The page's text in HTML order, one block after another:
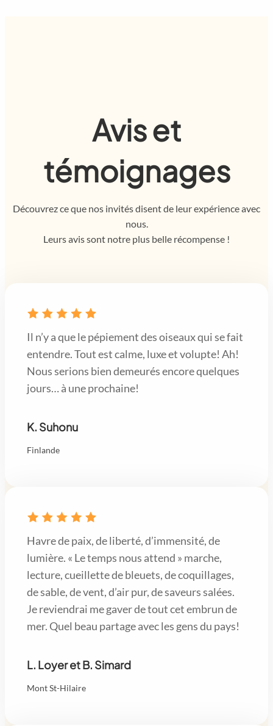
Avis et
témoignages
Découvrez ce que nos invités disent de leur expérience avec
nous.
Leurs avis sont notre plus belle récompense !
Il n’y a que le pépiement des oiseaux qui se fait
entendre. Tout est calme, luxe et volupte! Ah!
Nous serions bien demeurés encore quelques
jours… à une prochaine!
K. Suhonu
Finlande
Havre de paix, de liberté, d’immensité, de
lumière. « Le temps nous attend » marche,
lecture, cueillette de bleuets, de coquillages,
de sable, de vent, d’air pur, de saveurs salées.
Je reviendrai me gaver de tout cet embrun de
mer. Quel beau partage avec les gens du pays!
L. Loyer et B. Simard
Mont St-Hilaire